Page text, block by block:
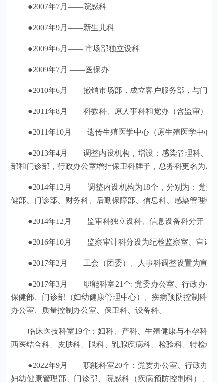
●2007年7月——院感科
●2007年9月——新生儿科
●2009年6月—— 市场部独立设科
●2009年7月 ——医保办
●2010年6月——撤销市场部，成立客户服务部，与门诊
●2011年8月——科教科、原人事科和党办（含监审）合
●2011年10月——遗传生殖医学中心（原生殖医学中心
●2013年4月——调整内设机构，增设：感染管理科、
部和门诊部，行政办公室增挂保卫科牌子，总务科更名为后
●2014年12月——调整内设机构为18个，分别为：党委
健部、门诊部、财务科、后勤保障部、信息科、感染管理
●2014年12月——监审科独立设科、信息设备科分开，
●2016年10月——监察审计科分设为纪检监察室、审计
●2017年2月——工会（团委）、人事科调整设置为宣传
●2017年3月——职能科室21个: 党委办公室、行政办公
保健部、门诊部（妇幼健康管理中心）、疾病预防控制科
办公室、质量控制办公室、保卫科、设备科。
临床医技科室19个：妇科、产科、生殖健康与不孕科
西医结合科、皮肤科、眼科、乳腺疾病科、检验科、特检科
●2022年9月——职能科室20个：党委办公室、行政办
妇幼健康管理部、门诊部、院感科（疾病预防控制科）、